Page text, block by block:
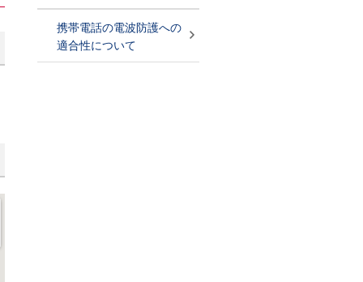
携帯電話の電波防護への
適合性について